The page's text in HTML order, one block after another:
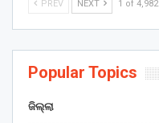
PREV NEXT 1 of 4,982
Popular Topics
ଜିଲ୍ଲା